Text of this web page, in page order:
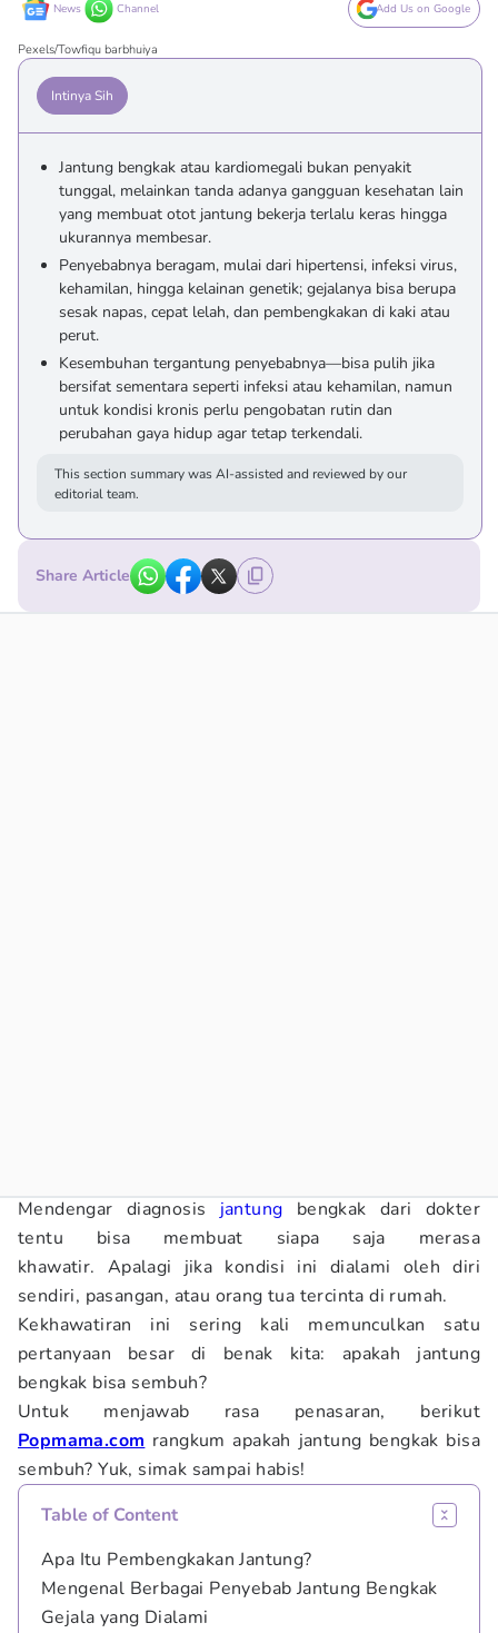
News Channel Add Us on Google
Pexels/Towfiqu barbhuiya
Intinya Sih
Jantung bengkak atau kardiomegali bukan penyakit
tunggal, melainkan tanda adanya gangguan kesehatan lain
yang membuat otot jantung bekerja terlalu keras hingga
ukurannya membesar.
Penyebabnya beragam, mulai dari hipertensi, infeksi virus,
kehamilan, hingga kelainan genetik; gejalanya bisa berupa
sesak napas, cepat lelah, dan pembengkakan di kaki atau
perut.
Kesembuhan tergantung penyebabnya—bisa pulih jika
bersifat sementara seperti infeksi atau kehamilan, namun
untuk kondisi kronis perlu pengobatan rutin dan
perubahan gaya hidup agar tetap terkendali.
This section summary was AI-assisted and reviewed by our
editorial team.
Share Article
Mendengar diagnosis jantung bengkak dari dokter
tentu bisa membuat siapa saja merasa
khawatir. Apalagi jika kondisi ini dialami oleh diri
sendiri, pasangan, atau orang tua tercinta di rumah.
Kekhawatiran ini sering kali memunculkan satu
pertanyaan besar di benak kita: apakah jantung
bengkak bisa sembuh?
Untuk menjawab rasa penasaran, berikut
Popmama.com rangkum apakah jantung bengkak bisa
sembuh? Yuk, simak sampai habis!
Table of Content
Apa Itu Pembengkakan Jantung?
Mengenal Berbagai Penyebab Jantung Bengkak
Gejala yang Dialami